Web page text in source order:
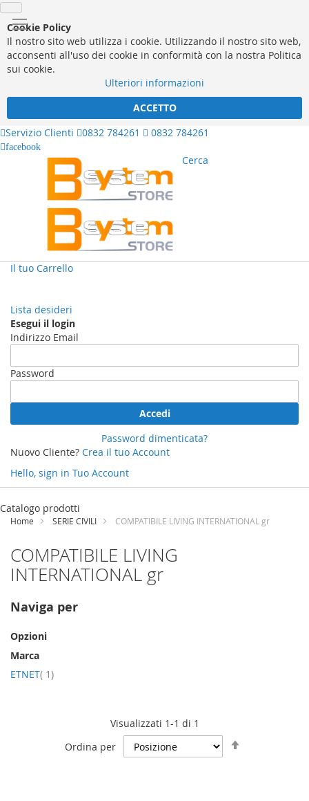
Cookie Policy
Il nostro sito web utilizza i cookie. Utilizzando il nostro sito web,
acconsenti all'uso dei cookie in conformità con la nostra Politica
sui cookie.
Ulteriori informazioni
ACCETTO
Servizio Clienti
0832 784261 0832 784261
facebook
Cerca
Il tuo Carrello
Lista desideri
Esegui il login
Indirizzo Email
Password
Accedi
Password dimenticata?
Nuovo Cliente? Crea il tuo Account
Hello, sign in Tuo Account
Salta
contenuto
Catalogo prodotti
Home SERIE CIVILI COMPATIBILE LIVING INTERNATIONAL gr
COMPATIBILE LIVING
INTERNATIONAL gr
Visualizzati 1-1 di 1
Ordina per
Naviga per
Opzioni
Marca
ETNET 1elemento